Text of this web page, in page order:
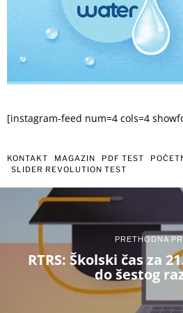
[instagram-feed num=4 cols=4
KONTAKT MAGAZIN PDF TEST
SLIDER REVOLUTION TEST
PRETHODNA
RTRS: Školski čas za
do šestog